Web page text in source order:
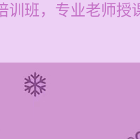
班，专业老师授